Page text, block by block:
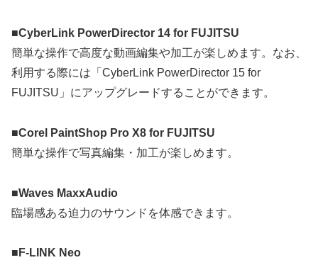
■CyberLink PowerDirector 14 for FUJITSU
簡単な操作で高度な動画編集や加工が楽しめます。なお、
利用する際には「CyberLink PowerDirector 15 for
FUJITSU」にアップグレードすることができます。
■Corel PaintShop Pro X8 for FUJITSU
簡単な操作で写真編集・加工が楽しめます。
■Waves MaxxAudio
臨場感ある迫力のサウンドを体感できます。
■F-LINK Neo